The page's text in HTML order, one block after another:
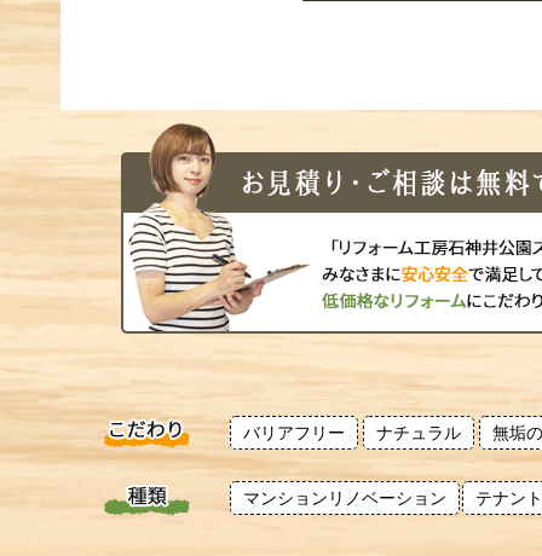
バリアフリー ナチュラル 無垢
マンションリノベーション テナン